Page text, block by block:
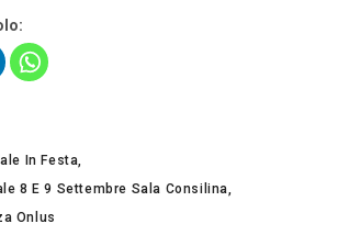
In Festa
8 E 9 Settembre Sala Consilina
Onlus